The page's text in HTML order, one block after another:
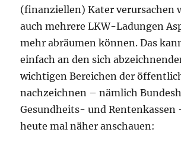
(finanziellen) Kater verursachen
auch mehrere LKW-Ladungen
mehr abräumen können. Das
einfach an den sich
wichtigen Bereichen der
nachzeichnen – nämlich
Gesundheits- und Rentenkassen
heute mal näher anschauen: